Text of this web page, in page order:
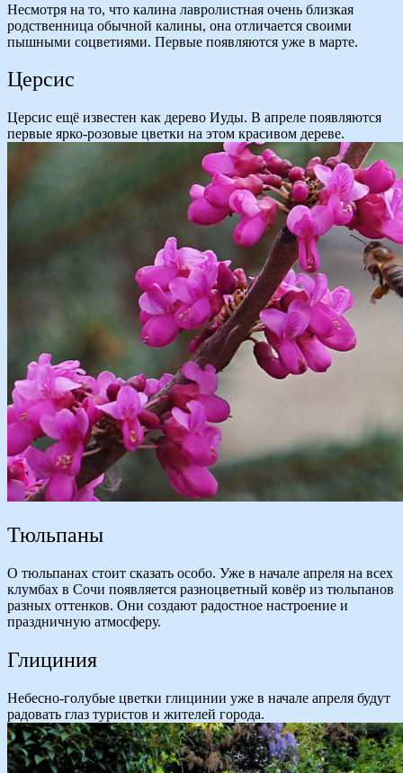
Несмотря на то, что калина лавролистная очень близкая
родственница обычной калины, она отличается своими
пышными соцветиями. Первые появляются уже в марте.
Церсис
Церсис ещё известен как дерево Иуды. В апреле появляются
первые ярко-розовые цветки на этом красивом дереве.
Тюльпаны
О тюльпанах стоит сказать особо. Уже в начале апреля на всех
клумбах в Сочи появляется разноцветный ковёр из тюльпанов
разных оттенков. Они создают радостное настроение и
праздничную атмосферу.
Глициния
Небесно-голубые цветки глицинии уже в начале апреля будут
радовать глаз туристов и жителей города.